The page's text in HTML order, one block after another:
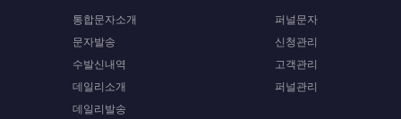
통합문자소개
문자발송
수발신내역
데일리소개
데일리발송
퍼널문자
신청관리
고객관리
퍼널관리